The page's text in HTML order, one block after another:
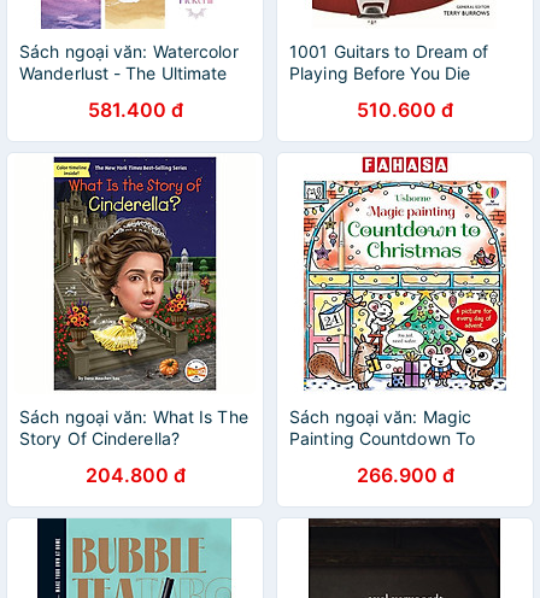
Sách ngoại văn: Watercolor
Wanderlust - The Ultimate
Landscapes581.400 đ
1001 Guitars to Dream of
Playing Before You Die
510.600 đ
Sách ngoại văn: What Is The
Story Of Cinderella?
204.800 đ
Sách ngoại văn: Magic
Painting Countdown To
266.900 đ